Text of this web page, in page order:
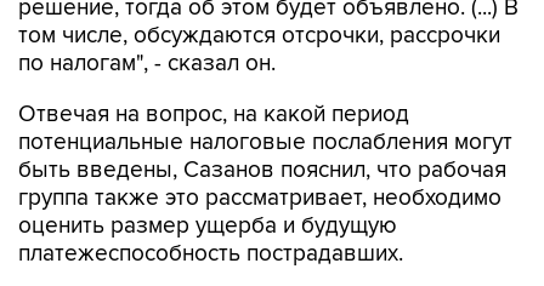
решение, тогда об этом будет объявлено. (...) В
том числе, обсуждаются отсрочки, рассрочки
по налогам", - сказал он.
Отвечая на вопрос, на какой период
потенциальные налоговые послабления могут
быть введены, Сазанов пояснил, что рабочая
группа также это рассматривает, необходимо
оценить размер ущерба и будущую
платежеспособность пострадавших.